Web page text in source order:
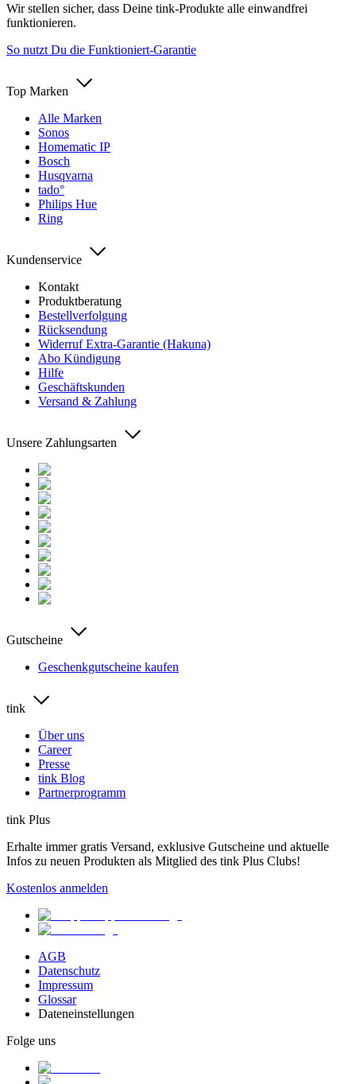
Wir stellen sicher, dass Deine tink-Produkte alle einwandfrei
funktionieren.
So nutzt Du die Funktioniert-Garantie
Top Marken
Alle Marken
Sonos
Homematic IP
Bosch
Husqvarna
tado°
Philips Hue
Ring
Kundenservice
Kontakt
Produktberatung
Bestellverfolgung
Rücksendung
Widerruf Extra-Garantie (Hakuna)
Abo Kündigung
Hilfe
Geschäftskunden
Versand & Zahlung
Unsere Zahlungsarten
Gutscheine
Geschenkgutscheine kaufen
tink
Über uns
Career
Presse
tink Blog
Partnerprogramm
tink Plus
Erhalte immer gratis Versand, exklusive Gutscheine und aktuelle
Infos zu neuen Produkten als Mitglied des tink Plus Clubs!
Kostenlos anmelden
AGB
Datenschutz
Impressum
Glossar
Dateneinstellungen
Folge uns